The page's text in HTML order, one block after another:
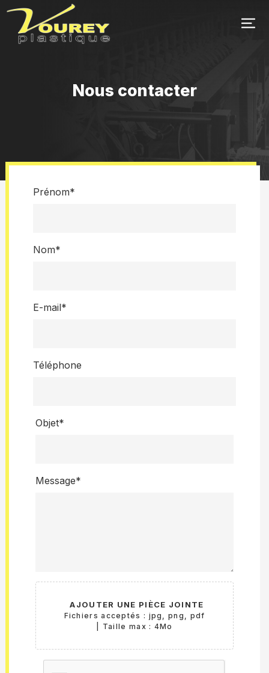
Nous contacter
Prénom*
Nom*
E-mail*
Téléphone
Objet*
Message*
AJOUTER UNE PIÈCE JOINTE
Fichiers acceptés : jpg, png, pdf
| Taille max : 4Mo